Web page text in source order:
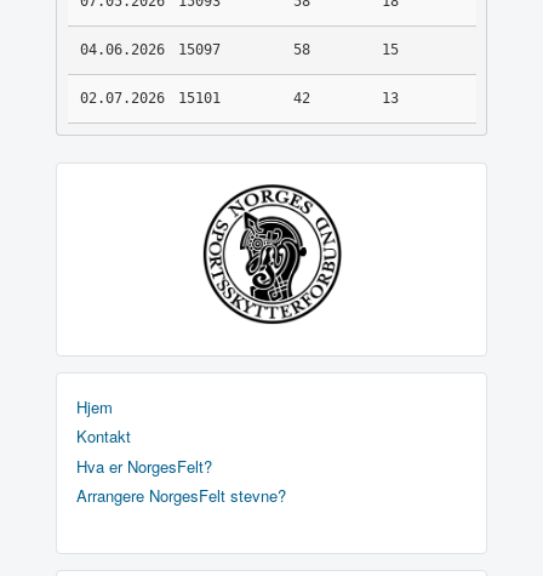
04.06.2026 15097 58 15
02.07.2026 15101 42 13
Hjem
Kontakt
Hva er NorgesFelt?
Arrangere NorgesFelt stevne?